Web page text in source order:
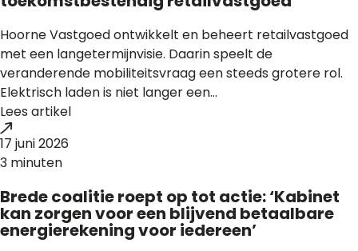
Hoorne Vastgoed ontwikkelt en beheert retailvastgoed
met een langetermijnvisie. Daarin speelt de
veranderende mobiliteitsvraag een steeds grotere rol.
Elektrisch laden is niet langer een...
Lees artikel
17 juni 2026
3 minuten
Brede coalitie roept op tot actie: ‘Kabinet
kan zorgen voor een blijvend betaalbare
energierekening voor iedereen’